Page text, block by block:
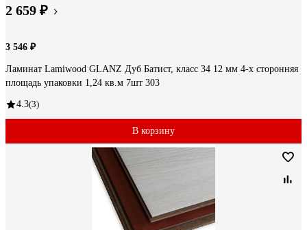
2 659 ₽
3 546 ₽
Ламинат Lamiwood GLANZ Дуб Батист, класс 34 12 мм 4-х сторонняя
площадь упаковки 1,24 кв.м 7шт 303
4.3(3)
В корзину